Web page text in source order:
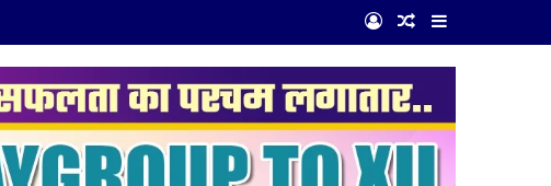
Log InRandom Article
Sidebar